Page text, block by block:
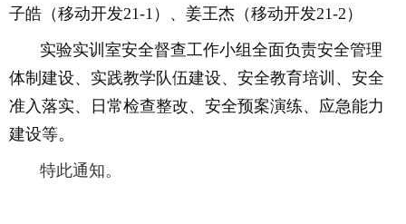
子皓（移动开发21-1）、姜王杰（移动开发21-2）
实验实训室安全督查工作小组全面负责安全管理
体制建设、实践教学队伍建设、安全教育培训、安全
准入落实、日常检查整改、安全预案演练、应急能力
建设等。
特此通知。